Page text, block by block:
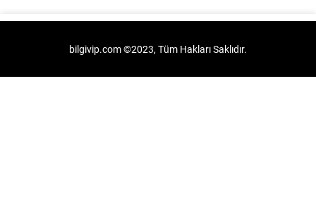
bilgivip.com ©2023, Tüm Hakları Saklıdır.